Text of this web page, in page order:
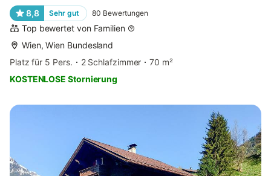
8,8 Sehr gut 80 Bewertungen
Top bewertet von Familien
Wien, Wien Bundesland
Platz für 5 Pers.
2 Schlafzimmer
70 m²
KOSTENLOSE Stornierung